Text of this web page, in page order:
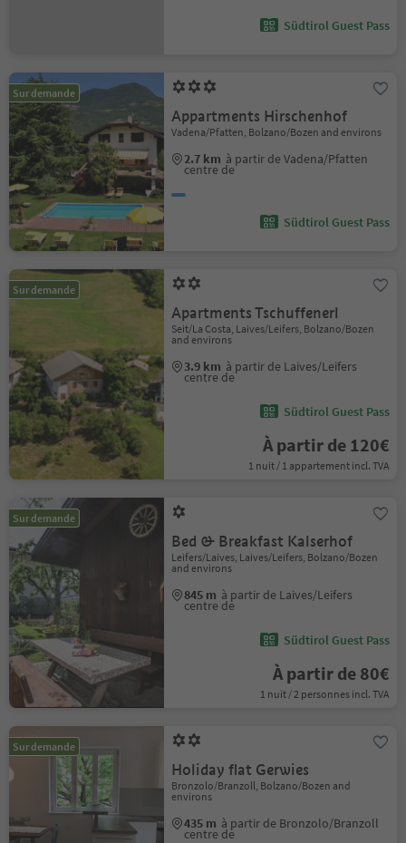
Südtirol Guest Pass
Sur demande
Appartments Hirschenhof
Vadena/Pfatten, Bolzano/Bozen and environs
2.7 km à partir de Vadena/Pfatten
centre de
Südtirol Guest Pass
Sur demande
Apartments Tschuffenerl
Seit/La Costa, Laives/Leifers, Bolzano/Bozen
and environs
3.9 km à partir de Laives/Leifers
centre de
Südtirol Guest Pass
À partir de 120€
1 nuit / 1 appartement incl. TVA
Sur demande
Bed & Breakfast Kalserhof
Leifers/Laives, Laives/Leifers, Bolzano/Bozen
and environs
845 m à partir de Laives/Leifers
centre de
Südtirol Guest Pass
À partir de 80€
1 nuit / 2 personnes incl. TVA
Sur demande
Holiday flat Gerwies
Bronzolo/Branzoll, Bolzano/Bozen and
environs
435 m à partir de Bronzolo/Branzoll
centre de